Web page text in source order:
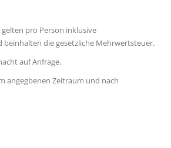
gelten pro Person inklusive
beinhalten die gesetzliche Mehrwertsteuer.
auf Anfrage.
angegbenen Zeitraum und nach